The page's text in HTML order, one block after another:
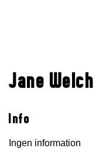
Jane Welch
Info
Ingen information